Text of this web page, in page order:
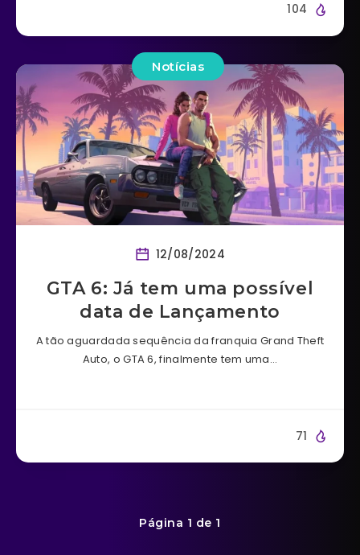
104
Notícias
12/08/2024
GTA 6: Já tem uma possível
data de Lançamento
A tão aguardada sequência da franquia Grand Theft
Auto, o GTA 6, finalmente tem uma…
71
Página 1 de 1